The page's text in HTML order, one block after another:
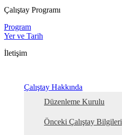
Çalıştay Programı
Program
Yer ve Tarih
İletişim
Çalıştay Hakkında
Düzenleme Kurulu
Önceki Çalıştay Bilgileri